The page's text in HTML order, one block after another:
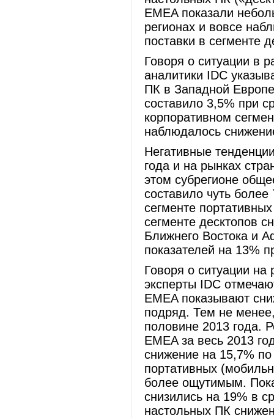
EMEA показали
регионах и вовсе
поставки в сегменте
Говоря о ситуации в
аналитики IDC
ПК в Западной
составило 3,5% при
корпоративном
наблюдалось
Негативные
года и на рынках
этом субрегионе
составило чуть
сегменте
сегменте десктопов
Ближнего Востока и
показателей на 13%
Говоря о ситуации
эксперты IDC
EMEA показывают
подряд. Тем не
половине 2013 года.
EMEA за весь 2013
снижение на 15,7%
портативных
более ощутимым.
снизились на 19% в
настольных ПК